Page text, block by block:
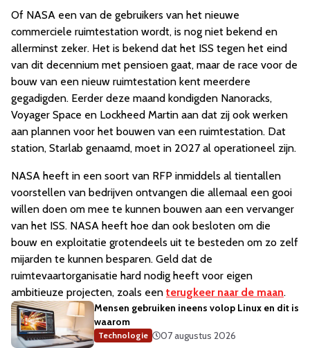
Of NASA een van de gebruikers van het nieuwe
commerciele ruimtestation wordt, is nog niet bekend en
allerminst zeker. Het is bekend dat het ISS tegen het eind
van dit decennium met pensioen gaat, maar de race voor de
bouw van een nieuw ruimtestation kent meerdere
gegadigden. Eerder deze maand kondigden Nanoracks,
Voyager Space en Lockheed Martin aan dat zij ook werken
aan plannen voor het bouwen van een ruimtestation. Dat
station, Starlab genaamd, moet in 2027 al operationeel zijn.
NASA heeft in een soort van RFP inmiddels al tientallen
voorstellen van bedrijven ontvangen die allemaal een gooi
willen doen om mee te kunnen bouwen aan een vervanger
van het ISS. NASA heeft hoe dan ook besloten om die
bouw en exploitatie grotendeels uit te besteden om zo zelf
mijarden te kunnen besparen. Geld dat de
ruimtevaartorganisatie hard nodig heeft voor eigen
ambitieuze projecten, zoals een terugkeer naar de maan.
Mensen gebruiken ineens volop Linux en dit is
waarom
Technologie
07 augustus 2026